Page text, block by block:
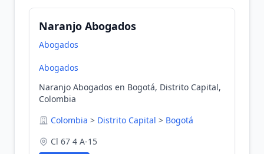
Naranjo Abogados
Abogados
Abogados
Naranjo Abogados en Bogotá, Distrito Capital,
Colombia
Colombia > Distrito Capital > Bogotá
Cl 67 4 A-15